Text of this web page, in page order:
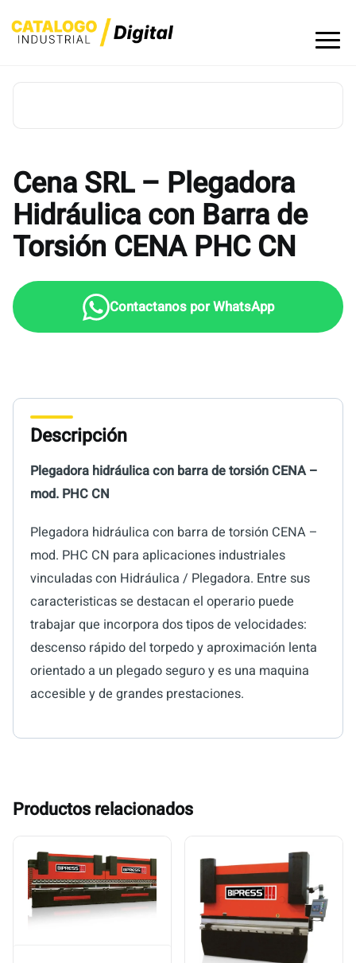
to
Cena SRL – Plegadora
Hidráulica con Barra de
Torsión CENA PHC CN
Descripción
Plegadora hidráulica con barra de torsión CENA –
mod. PHC CN
Plegadora hidráulica con barra de torsión CENA –
mod. PHC CN para aplicaciones industriales
vinculadas con Hidráulica / Plegadora. Entre sus
caracteristicas se destacan el operario puede
trabajar que incorpora dos tipos de velocidades:
descenso rápido del torpedo y aproximación lenta
orientado a un plegado seguro y es una maquina
accesible y de grandes prestaciones.
Productos relacionados